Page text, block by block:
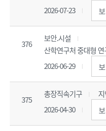
2026-07-23
376
보안.시설
산학연구처 중대형
2026-06-29
375
총장직속기구
2026-04-30